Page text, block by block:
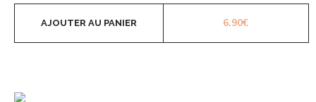
6.90€
AJOUTER AU PANIER